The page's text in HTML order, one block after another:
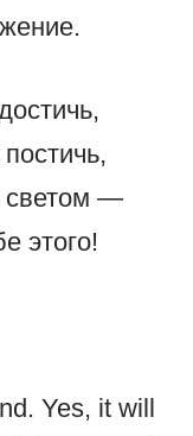
светом —
этого!
Yes, it will